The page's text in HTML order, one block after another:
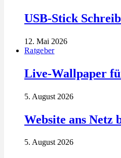
USB-Stick
12. Mai 2026
Ratgeber
Live-Wallpaper
5. August 2026
Website ans
5. August 2026